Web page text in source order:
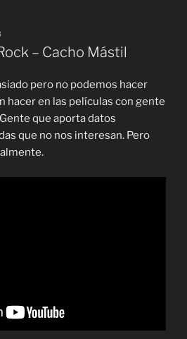
– Cacho Mástil
pero no podemos hacer
hacer en las películas con gente
que aporta datos
que no nos interesan. Pero